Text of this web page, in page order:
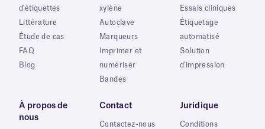
d'étiquettes
Littérature
Étude de cas
FAQ
Blog
xylène
Autoclave
Marqueurs
Imprimer et
numériser
Bandes
Essais cliniques
Étiquetage
automatisé
Solution
d'impression
À propos de
nous
Contact
Contactez-nous
Juridique
Conditions